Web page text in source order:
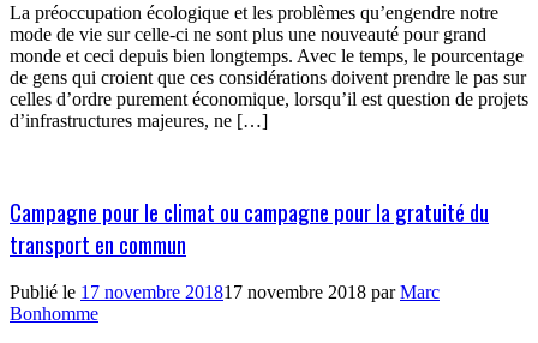
La préoccupation écologique et les problèmes qu’engendre notre
mode de vie sur celle-ci ne sont plus une nouveauté pour grand
monde et ceci depuis bien longtemps. Avec le temps, le pourcentage
de gens qui croient que ces considérations doivent prendre le pas sur
celles d’ordre purement économique, lorsqu’il est question de projets
d’infrastructures majeures, ne […]
Campagne pour le climat ou campagne pour la gratuité du
transport en commun
Publié le 17 novembre 201817 novembre 2018 parMarc
Bonhomme